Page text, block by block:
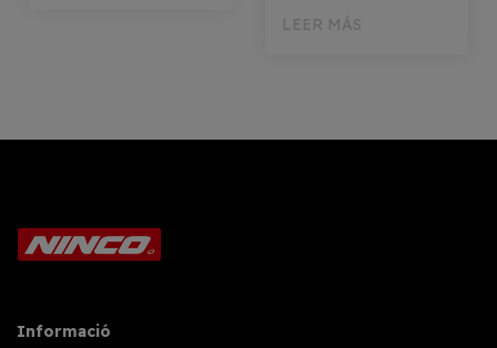
LEER MÁS
Informació